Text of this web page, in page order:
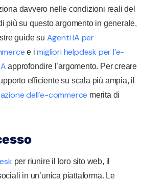
davvero nelle condizioni reali del
più su questo argomento in generale,
guide su Agenti IA per
e imigliori helpdesk per l’e-
approfondire l’argomento. Per creare
efficiente su scala più ampia, il
dell’e-commerce merita di
per riunire il loro sito web, il
in un’unica piattaforma. Le